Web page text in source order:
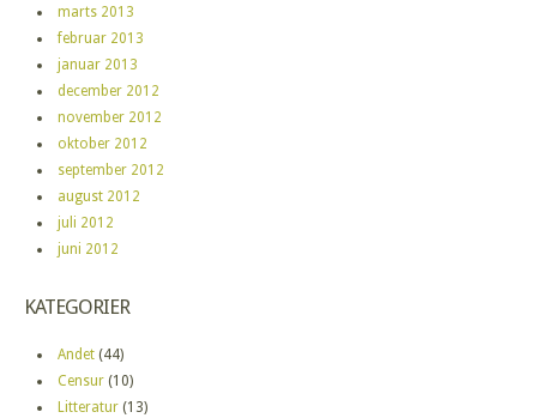
marts 2013
februar 2013
januar 2013
december 2012
november 2012
oktober 2012
september 2012
august 2012
juli 2012
juni 2012
KATEGORIER
Andet (44)
Censur (10)
Litteratur (13)